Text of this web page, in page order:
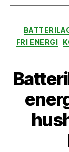
FRI ENERGI